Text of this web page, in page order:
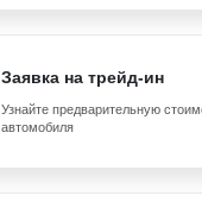
Заявка на трейд-ин
Узнайте предварительную
автомобиля